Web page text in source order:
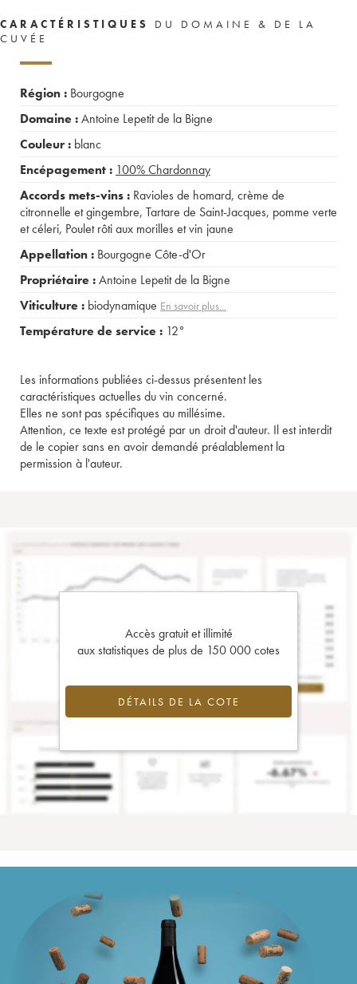
CARACTÉRISTIQUES
DU DOMAINE & DE LA
CUVÉE
Région : Bourgogne
Domaine :Antoine Lepetit de la Bigne
Couleur : blanc
Encépagement : 100%Chardonnay
Accords mets-vins : Ravioles de homard, crème de
citronnelle et gingembre, Tartare de Saint-Jacques, pomme verte
et céleri, Poulet rôti aux morilles et vin jaune
Appellation : Bourgogne Côte-d'Or
Propriétaire :Antoine Lepetit de la Bigne
Viticulture : biodynamique En savoir plus...
Température de service : 12°
Les informations publiées ci-dessus présentent les
caractéristiques actuelles du vin concerné.
Elles ne sont pas spécifiques au millésime.
Attention, ce texte est protégé par un droit d'auteur. Il est interdit
de le copier sans en avoir demandé préalablement la
permission à l'auteur.
Accès gratuit et illimité
aux statistiques de plus de 150 000 cotes
DÉTAILS DE LA COTE